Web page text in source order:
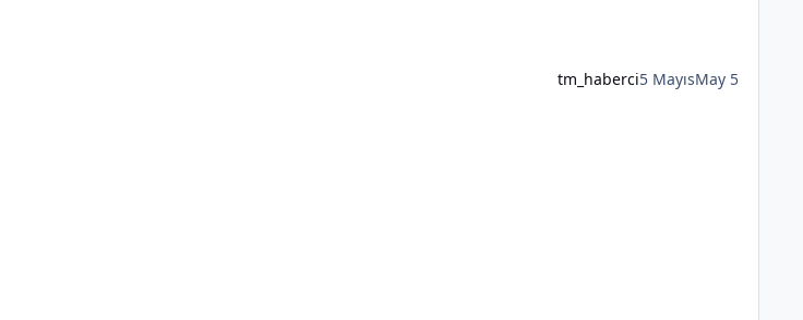
tm_haberci5 MayısMay 5